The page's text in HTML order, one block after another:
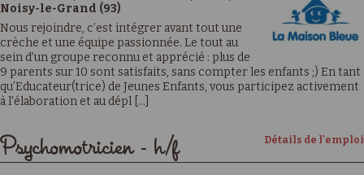
Noisy-le-Grand (93)
Nous rejoindre, c’est intégrer avant tout une
crèche et une équipe passionnée. Le tout au
sein d’un groupe reconnu et apprécié : plus de
9 parents sur 10 sont satisfaits, sans compter les enfants ;) En tant
qu’Educateur(trice) de Jeunes Enfants, vous participez activement
à l'élaboration et au dépl [...]
Détails de l'emploi
Psychomotricien - h/f